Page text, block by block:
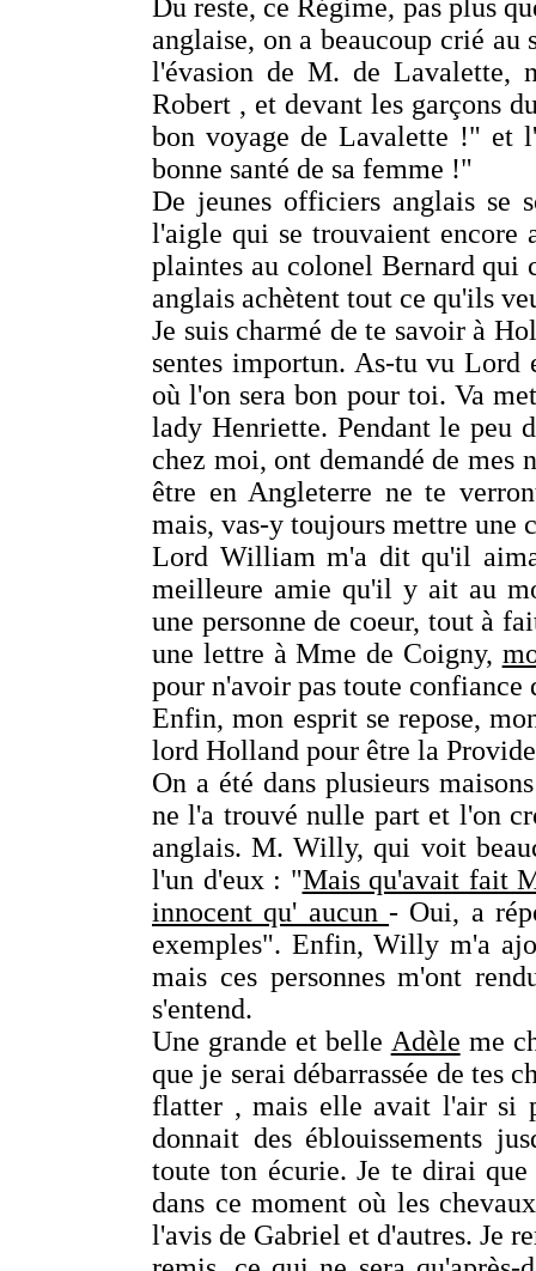
Du reste, ce Régime, pas plus
anglaise, on a beaucoup crié
l'évasion de M. de Lavalette,
Robert , et devant les garçons
bon voyage de Lavalette !" et
bonne santé de sa femme !"
De jeunes officiers anglais se
l'aigle qui se trouvaient encore
plaintes au colonel Bernard qui
anglais achètent tout ce qu'ils
Je suis charmé de te savoir à
sentes importun. As-tu vu Lord
où l'on sera bon pour toi. Va
lady Henriette. Pendant le peu
chez moi, ont demandé de mes
être en Angleterre ne te
mais, vas-y toujours mettre une
Lord William m'a dit qu'il
meilleure amie qu'il y ait au
une personne de coeur, tout à
une lettre à Mme de Coigny,
pour n'avoir pas toute confiance
Enfin, mon esprit se repose,
lord Holland pour être la
On a été dans plusieurs
ne l'a trouvé nulle part et l'on
anglais. M. Willy, qui voit
l'un d'eux : "Mais qu'avait fait
innocent qu' aucun- Oui, a
exemples". Enfin, Willy m'a
mais ces personnes m'ont
s'entend.
Une grande et belle Adèle me
que je serai débarrassée de tes
flatter , mais elle avait l'air si
donnait des éblouissements
toute ton écurie. Je te dirai
dans ce moment où les
l'avis de Gabriel et d'autres. Je